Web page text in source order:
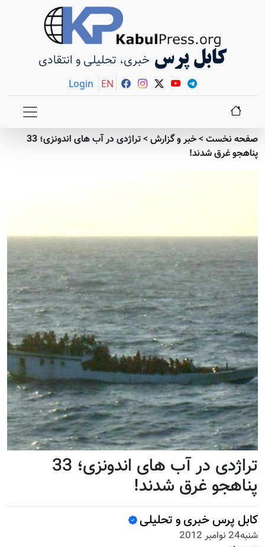
کابل پرس خبری، تحلیلی و انتقادی
Login EN
صفحه نخست>خبر و گزارش>
تراژدی در آب های اندونزی؛ 33
پناهجو غرق شدند!
تراژدی در آب های اندونزی؛ 33
پناهجو غرق شدند!
کابل پرس خبری و تحلیلی
شنبه24 نوامبر 2012